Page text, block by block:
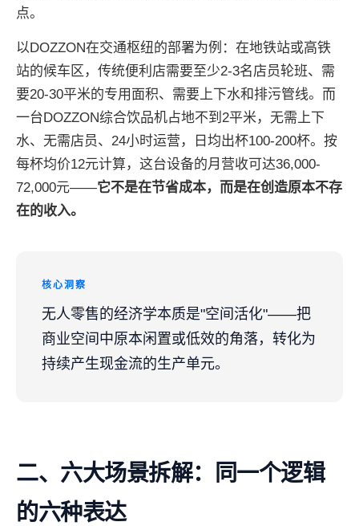
点。
以DOZZON在交通枢纽的部署为例：在地铁站或高铁
站的候车区，传统便利店需要至少2-3名店员轮班、需
要20-30平米的专用面积、需要上下水和排污管线。而
一台DOZZON综合饮品机占地不到2平米，无需上下
水、无需店员、24小时运营，日均出杯100-200杯。按
每杯均价12元计算，这台设备的月营收可达36,000-
72,000元——它不是在节省成本，而是在创造原本不存
在的收入。
核心洞察
无人零售的经济学本质是"空间活化"——把
商业空间中原本闲置或低效的角落，转化为
持续产生现金流的生产单元。
二、六大场景拆解：同一个逻辑
的六种表达